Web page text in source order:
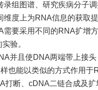
组图谱、研究疾病分子调
度上为RNA信息的获取
要采用不同的RNA扩增
验。
且使DNA两端带上接头
也能以类似的方式作用于
断、cDNA二链合成及扩